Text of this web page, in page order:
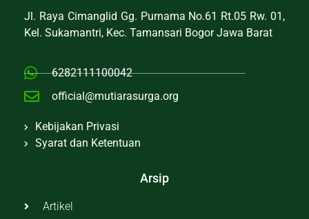
Jl. Raya Cimanglid Gg. Purnama No.61 Rt.05 Rw. 01,
Kel. Sukamantri, Kec. Tamansari Bogor Jawa Barat
6282111100042
official@mutiarasurga.org
Kebijakan Privasi
Syarat dan Ketentuan
Arsip
Artikel